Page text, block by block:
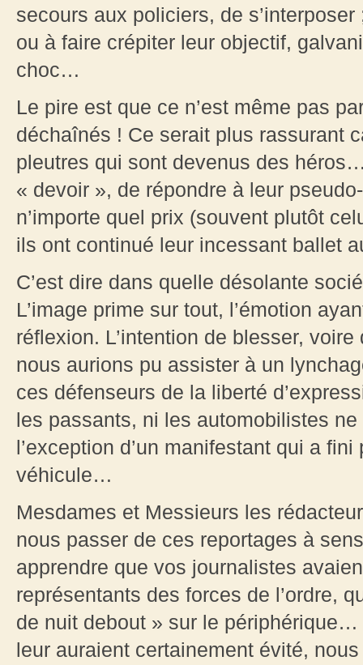
secours aux policiers, de
ou à faire crépiter leur objectif,
choc…
Le pire est que ce n’est même pas
déchaînés ! Ce serait plus rassurant
pleutres qui sont devenus des
« devoir », de répondre à leur
n’importe quel prix (souvent plutôt
ils ont continué leur incessant ballet
C’est dire dans quelle désolante
L’image prime sur tout, l’émotion
réflexion. L’intention de blesser,
nous aurions pu assister à un
ces défenseurs de la liberté
les passants, ni les automobilistes
l’exception d’un manifestant qui a
véhicule…
Mesdames et Messieurs les
nous passer de ces reportages à
apprendre que vos journalistes
représentants des forces de l’ordre,
de nuit debout » sur le
leur auraient certainement évité,